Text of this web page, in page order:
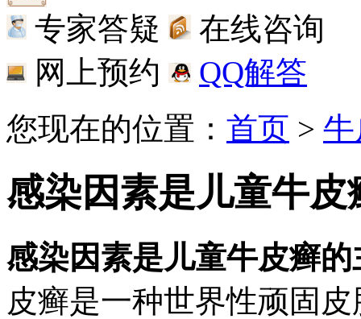
专家答疑
在线咨询
网上预约
QQ解答
您现在的位置： 首页 >
感染因素是儿童牛
感染因素是儿童牛皮癣
皮癣是一种世界性顽固